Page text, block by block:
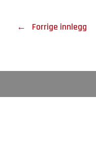
← Forrige innlegg